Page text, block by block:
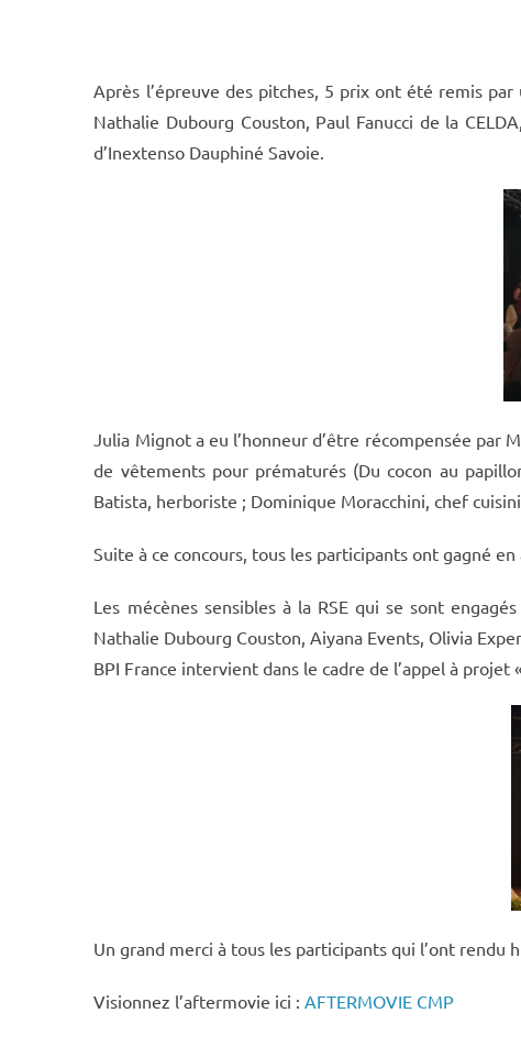
Après l’épreuve des pitches, 5 prix ont été remis
Nathalie Dubourg Couston, Paul Fanucci de la
d’Inextenso Dauphiné Savoie.
Julia Mignot a eu l’honneur d’être récompensée
de vêtements pour prématurés (Du cocon au
Batista, herboriste ; Dominique Moracchini, chef
Suite à ce concours, tous les participants ont gagné
Les mécènes sensibles à la RSE qui se sont
Nathalie Dubourg Couston, Aiyana Events, Olivia
BPI France intervient dans le cadre de l’appel à
Un grand merci à tous les participants qui l’ont rendu
Visionnez l’aftermovie ici : AFTERMOVIE CMP